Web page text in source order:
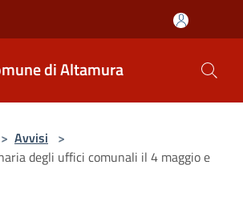
di Altamura
> Avvisi >
degli uffici comunali il 4 maggio e